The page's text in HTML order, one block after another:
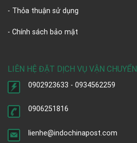
- Thỏa thuận sử dụng
- Chính sách bảo mật
LIÊN HỆ ĐẶT DỊCH VỤ VẬN CHUYỂN
0902923633 - 0934562259
0906251816
lienhe@indochinapost.com